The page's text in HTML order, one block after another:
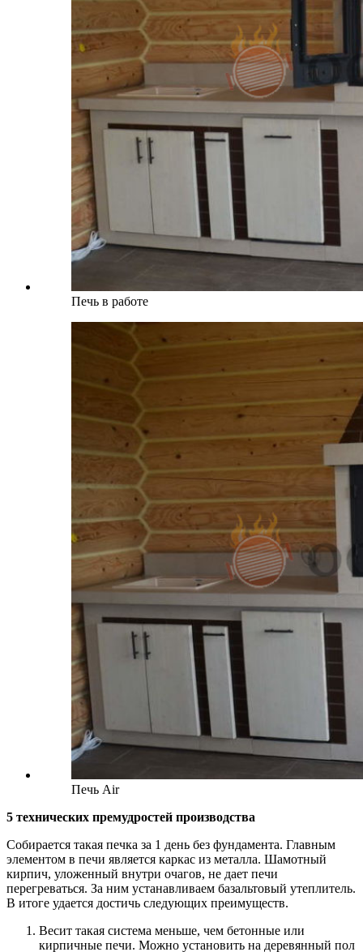
Печь в работе
Печь Air
5 технических премудростей производства
Собирается такая печка за 1 день без фундамента. Главным
элементом в печи является каркас из металла. Шамотный
кирпич, уложенный внутри очагов, не дает печи
перегреваться. За ним устанавливаем базальтовый утеплитель.
В итоге удается достичь следующих преимуществ.
Весит такая система меньше, чем бетонные или
кирпичные печи. Можно установить на деревянный пол